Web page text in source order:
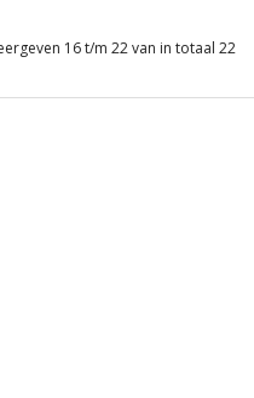
16 t/m 22 van in totaal 22